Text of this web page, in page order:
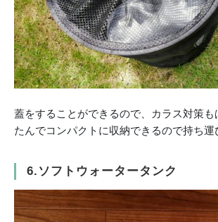
蓋をすることができるので、カラス対策も
たんでコンパクトに収納できるので持ち運
6.ソフトウォータータンク